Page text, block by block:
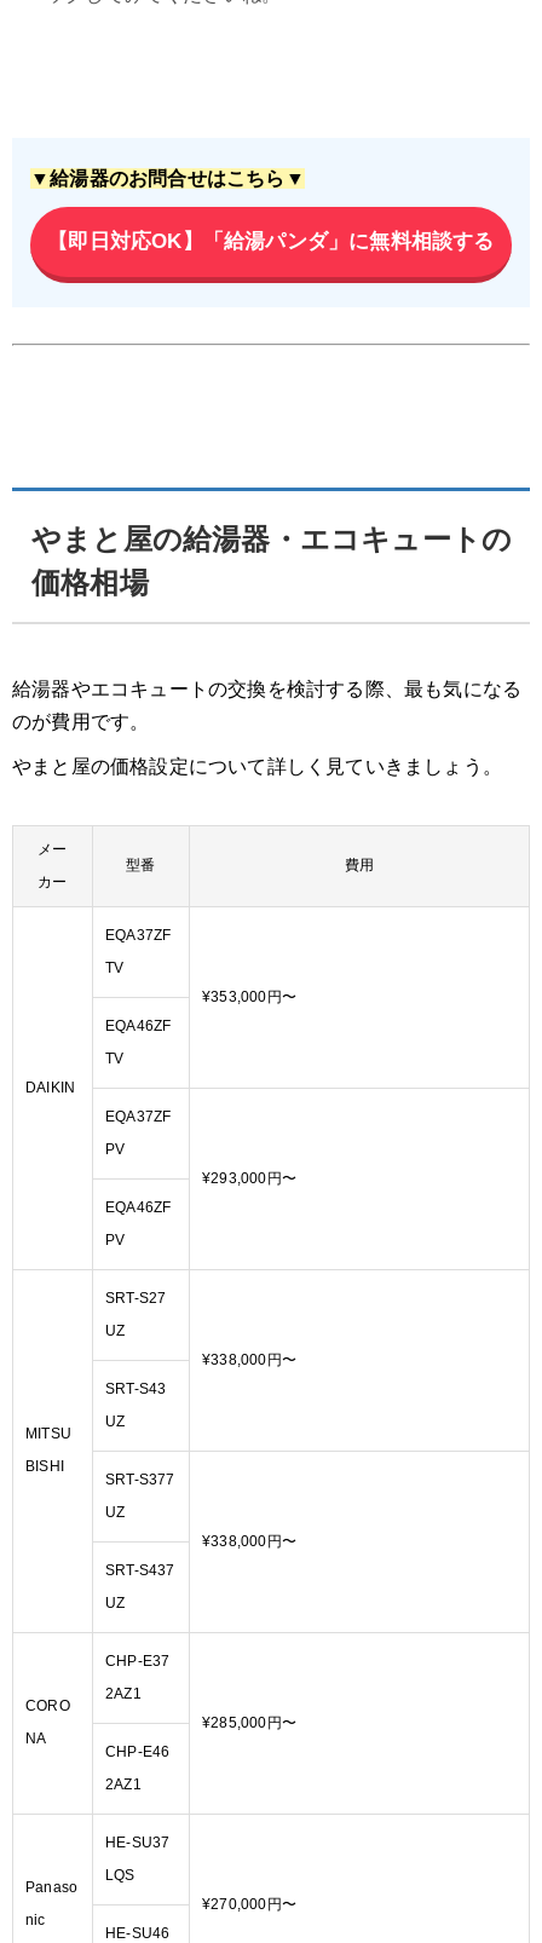
▼給湯器のお問合せはこちら▼
【即日対応OK】「給湯パンダ」に無料相談する
やまと屋の給湯器・エコキュートの
価格相場
給湯器やエコキュートの交換を検討する際、最も気になる
のが費用です。
やまと屋の価格設定について詳しく見ていきましょう。
メー
カー
型番 費用
DAIKIN
EQA37ZF
TV
¥353,000円〜
EQA46ZF
TV
EQA37ZF
PV
¥293,000円〜
EQA46ZF
PV
MITSU
BISHI
SRT-S27
UZ
¥338,000円〜
SRT-S43
UZ
SRT-S377
UZ
¥338,000円〜
SRT-S437
UZ
CORO
NA
CHP-E37
2AZ1
¥285,000円〜
CHP-E46
2AZ1
Panaso
nic
HE-SU37
LQS
¥270,000円〜
HE-SU46